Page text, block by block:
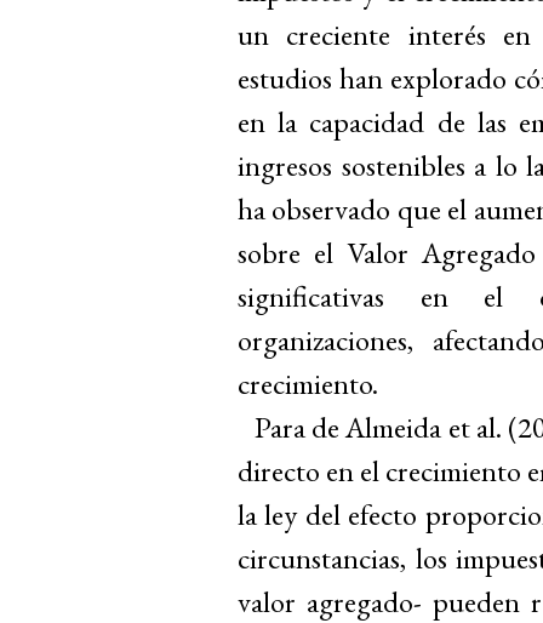
un creciente interés en
estudios han explorado
en la capacidad de las
ingresos sostenibles a lo
ha observado que el
sobre el Valor
significativas en el
organizaciones,
crecimiento.
Para de Almeida et al.
directo en el crecimiento
la ley del efecto
circunstancias, los
valor agregado- pueden